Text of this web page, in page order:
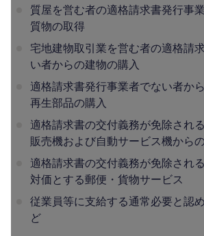
質屋を営む者の適格請求書発行事
質物の取得
宅地建物取引業を営む者の適格請
い者からの建物の購入
適格請求書発行事業者でない者か
再生部品の購入
適格請求書の交付義務が免除され
販売機および自動サービス機から
適格請求書の交付義務が免除され
対価とする郵便・貨物サービス
従業員等に支給する通常必要と認
ど